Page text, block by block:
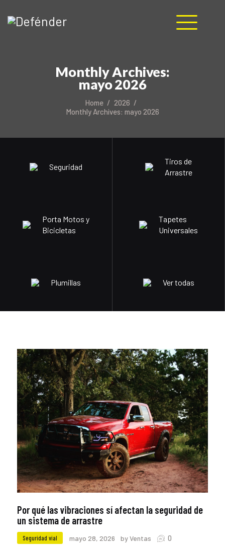
Monthly Archives:
mayo 2026
Home
2026
Monthly Archives: mayo 2026
Seguridad
Tiros de
Arrastre
Porta Motos y
Bicicletas
Tapetes
Universales
Plumillas Ver todas
NOSOTROS
PRODUCTOS
RECURSOS
Por qué las vibraciones sí afectan la seguridad de
un sistema de arrastre
Seguridad vial mayo 28, 2026 by Ventas 0